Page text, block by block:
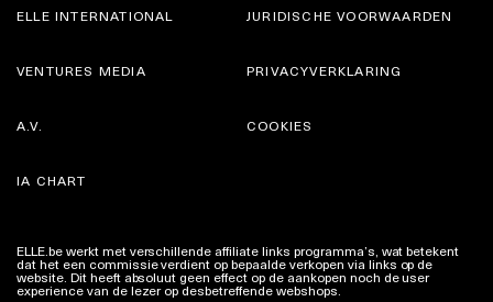
ELLE INTERNATIONAL
VENTURES MEDIA
JURIDISCHE VOORWAARDEN
PRIVACYVERKLARING
A.V.
IA CHART
COOKIES
ELLE.be werkt met verschillende affiliate links programma’s, wat betekent
dat het een commissie verdient op bepaalde verkopen via links op de
website. Dit heeft absoluut geen effect op de aankopen noch de user
experience van de lezer op desbetreffende webshops.